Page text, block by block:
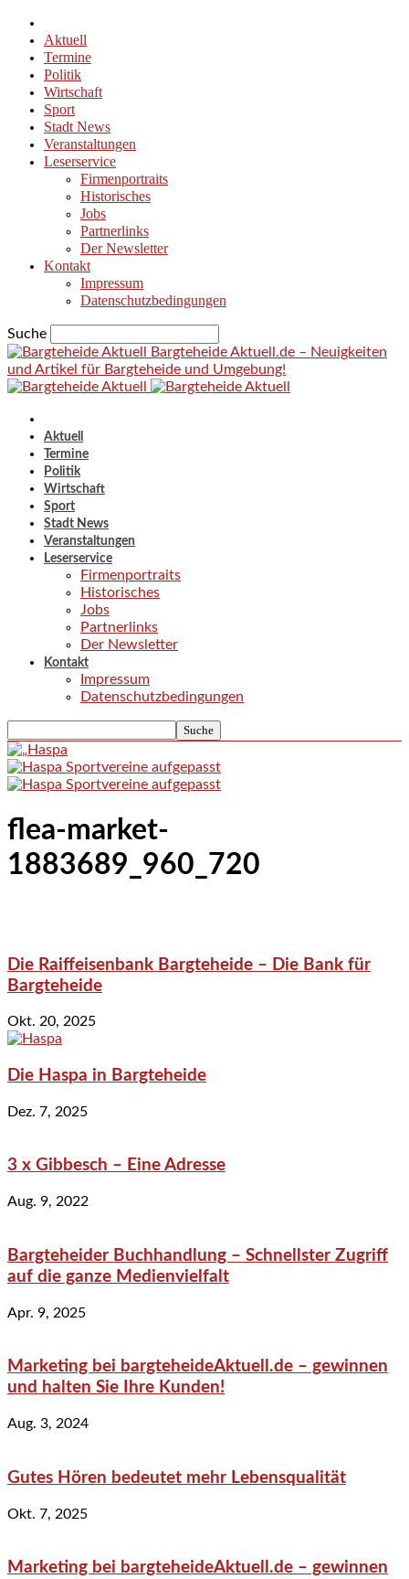
Aktuell
Termine
Politik
Wirtschaft
Sport
Stadt News
Veranstaltungen
Leserservice
Firmenportraits
Historisches
Jobs
Partnerlinks
Der Newsletter
Kontakt
Impressum
Datenschutzbedingungen
Suche
Bargteheide Aktuell.de – Neuigkeiten
und Artikel für Bargteheide und Umgebung!
Aktuell
Termine
Politik
Wirtschaft
Sport
Stadt News
Veranstaltungen
Leserservice
Firmenportraits
Historisches
Jobs
Partnerlinks
Der Newsletter
Kontakt
Impressum
Datenschutzbedingungen
flea-market-
1883689_960_720
Die Raiffeisenbank Bargteheide – Die Bank für
Bargteheide
Okt. 20, 2025
Die Haspa in Bargteheide
Dez. 7, 2025
3 x Gibbesch – Eine Adresse
Aug. 9, 2022
Bargteheider Buchhandlung – Schnellster Zugriff
auf die ganze Medienvielfalt
Apr. 9, 2025
Marketing bei bargteheideAktuell.de – gewinnen
und halten Sie Ihre Kunden!
Aug. 3, 2024
Gutes Hören bedeutet mehr Lebensqualität
Okt. 7, 2025
Marketing bei bargteheideAktuell.de – gewinnen